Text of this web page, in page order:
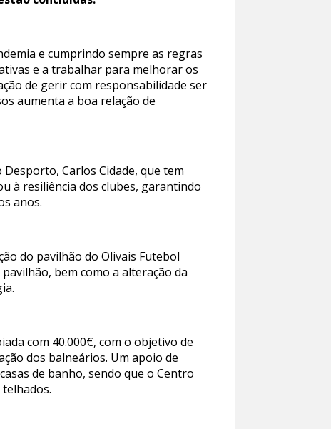
e cumprindo sempre as regras
e a trabalhar para melhorar os
de gerir com responsabilidade ser
aumenta a boa relação de
Carlos Cidade, que tem
à resiliência dos clubes, garantindo
anos.
do pavilhão do Olivais Futebol
bem como a alteração da
com 40.000€, com o objetivo de
dos balneários. Um apoio de
de banho, sendo que o Centro